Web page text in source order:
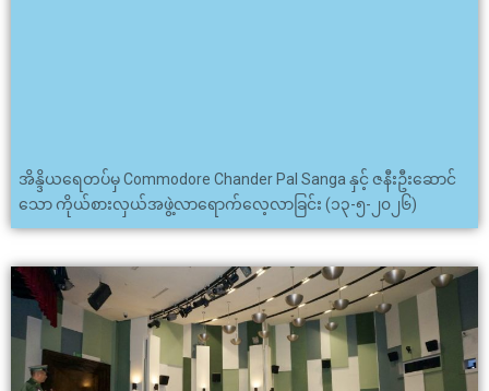
အိန္ဒိယရေတပ်မှ Commodore Chander Pal Sanga နှင့် ဇနီးဦးဆောင်
သော ကိုယ်စားလှယ်အဖွဲ့လာရောက်လေ့လာခြင်း (၁၃-၅-၂၀၂၆)